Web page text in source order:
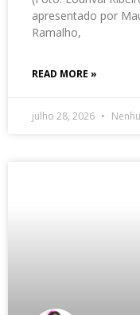
apresentado por
Ramalho,
READ MORE »
julho 28, 2026